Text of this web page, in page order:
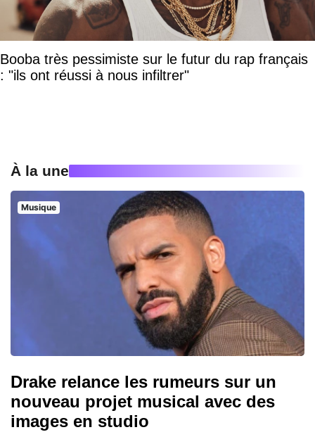
Booba très pessimiste sur le futur du rap français
: "ils ont réussi à nous infiltrer"
À la une
Musique
Drake relance les rumeurs sur un
nouveau projet musical avec des
images en studio